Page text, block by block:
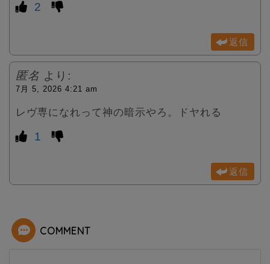
2
返信
匿名 より:
7月 5, 2026 4:21 am
レヴ専になれって神の暗示やろ。ドヤれる
1
返信
COMMENT